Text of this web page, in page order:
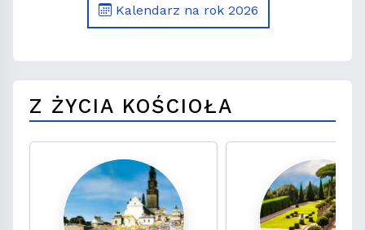
Kalendarz na rok 2026
Z ŻYCIA KOŚCIOŁA